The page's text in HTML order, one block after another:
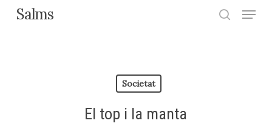
SkipSalms Menu
Societat
El top i la manta